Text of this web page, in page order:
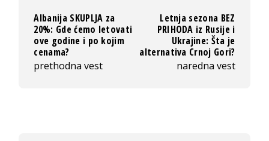
Albanija SKUPLJA za
20%: Gde ćemo letovati
ove godine i po kojim
cenama?
prethodna vest
Letnja sezona BEZ
PRIHODA iz Rusije i
Ukrajine: Šta je
alternativa Crnoj Gori?
naredna vest